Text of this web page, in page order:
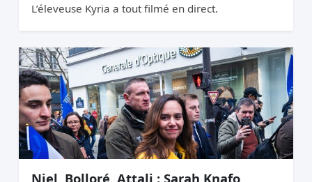
L’éleveuse Kyria a tout filmé en direct.
Niel, Bolloré, Attali : Sarah Knafo,